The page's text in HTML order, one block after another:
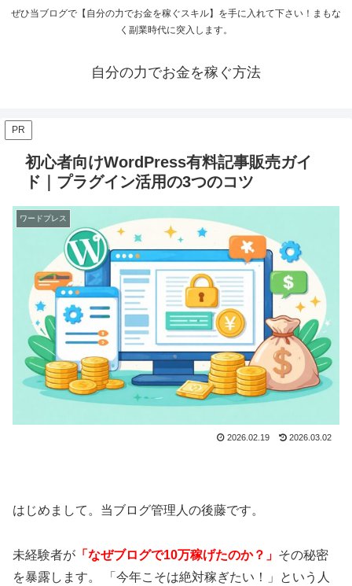
ぜひ当ブログで【自分の力でお金を稼ぐスキル】を手に入れて下さい！まもな
く副業時代に突入します。
自分の力でお金を稼ぐ方法
PR
初心者向けWordPress有料記事販売ガイ
ド｜プラグイン活用の3つのコツ
ワードプレス
2026.02.19 2026.03.02
はじめまして。当ブログ管理人の後藤です。
未経験者が 「なぜブログで10万稼げたのか？」 その秘密
を暴露します。 「今年こそは絶対稼ぎたい！」という人